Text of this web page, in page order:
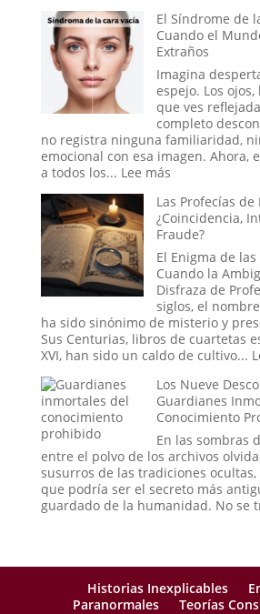
las
un
o
de
El Síndrome de
Cuando el
Extraños
Imagina
espejo. Los
que ves
completo
no registra ninguna familiaridad,
emocional con esa imagen. Ahora,
a todos los... Lee más:
Síndrome
de
la
«Cara
Vacía»:
Cuando
el
Mundo
se
Puebla
Extraños
Las Profecías
¿Coincidencia,
Fraude?
El Enigma de
Cuando la
Disfraza de
siglos, el
ha sido sinónimo de misterio y
Sus Centurias, libros de cuartetas
XVI, han sido un caldo de cultivo...
Los Nueve
Guardianes
Conocimiento
En las sombras
entre el polvo de los archivos
susurros de las tradiciones ocultas,
que podría ser el secreto más
guardado de la humanidad. No se
Historias Inexplicables
Paranormales
Teorías